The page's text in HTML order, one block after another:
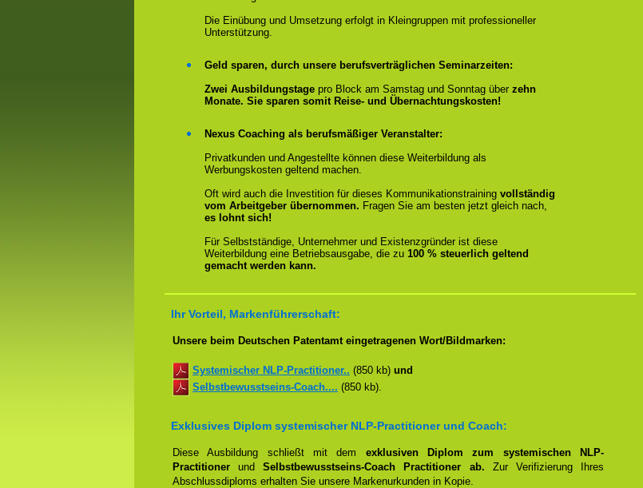
Die Einübung und Umsetzung erfolgt in Kleingruppen mit professioneller
Unterstützung.
Geld sparen, durch unsere berufsverträglichen Seminarzeiten:
Zwei Ausbildungstage pro Block am Samstag und Sonntag über zehn
Monate. Sie sparen somit Reise- und Übernachtungskosten!
Nexus Coaching als berufsmäßiger Veranstalter:
Privatkunden und Angestellte können diese Weiterbildung als
Werbungskosten geltend machen.
Oft wird auch die Investition für dieses Kommunikationstraining vollständig
vom Arbeitgeber übernommen. Fragen Sie am besten jetzt gleich nach,
es lohnt sich!
Für Selbstständige, Unternehmer und Existenzgründer ist diese
Weiterbildung eine Betriebsausgabe, die zu 100 % steuerlich geltend
gemacht werden kann.
Ihr Vorteil, Markenführerschaft:
Unsere beim Deutschen Patentamt eingetragenen Wort/Bildmarken:
Systemischer NLP-Practitioner.. (850 kb) und
Selbstbewusstseins-Coach.... (850 kb).
Exklusives Diplom systemischer NLP-Practitioner und Coach:
Diese Ausbildung schließt mit dem exklusiven Diplom zum systemischen NLP-
Practitioner undSelbstbewusstseins-Coach Practitioner ab. Zur Verifizierung Ihres
Abschlussdiploms erhalten Sie unsere Markenurkunden in Kopie.